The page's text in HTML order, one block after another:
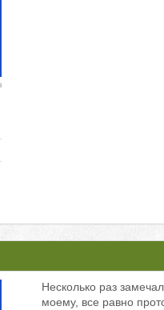
Несколько раз
моему, все равно